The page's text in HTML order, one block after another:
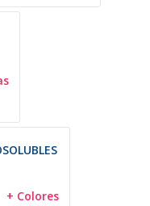
+ Colores